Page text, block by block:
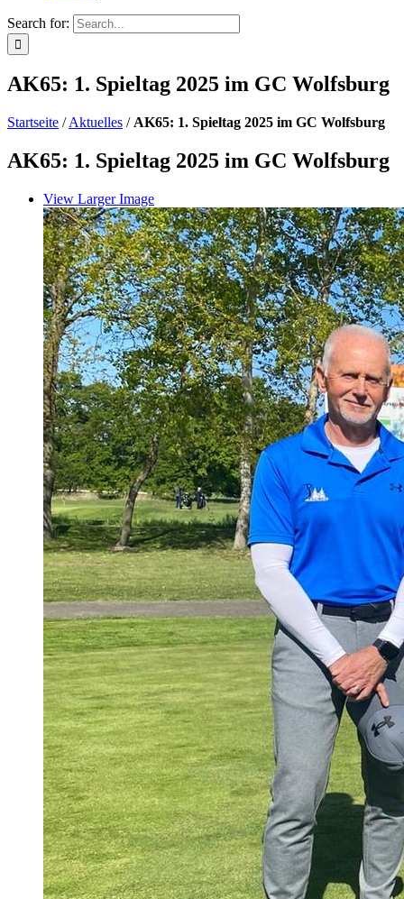
Search for:
AK65: 1. Spieltag 2025 im GC Wolfsburg
Startseite /Aktuelles / AK65: 1. Spieltag 2025 im GC Wolfsburg
AK65: 1. Spieltag 2025 im GC Wolfsburg
View Larger Image